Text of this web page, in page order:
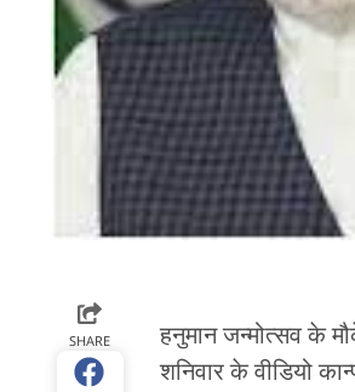
SHARE
हनुमान जन्मोत्सव के
शनिवार के वीडियो